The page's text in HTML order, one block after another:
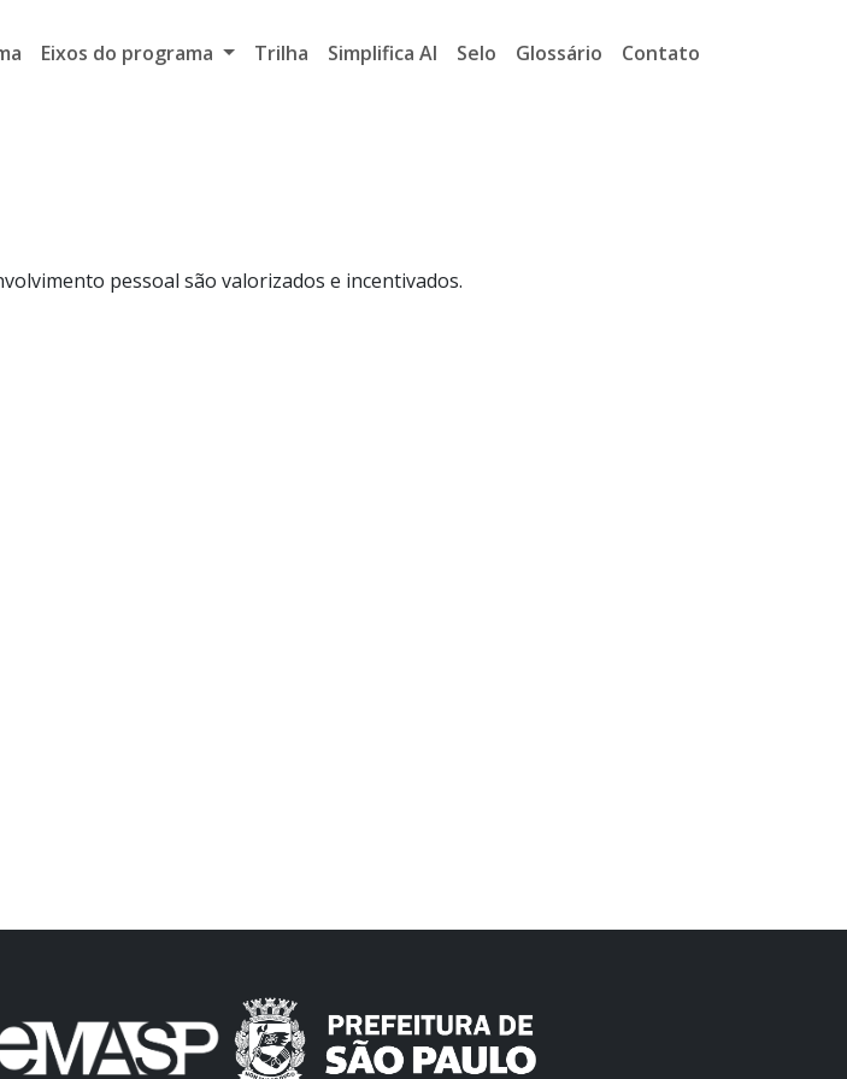
Eixos do programa Trilha Simplifica AI Selo Glossário Contato
pessoal são valorizados e incentivados.